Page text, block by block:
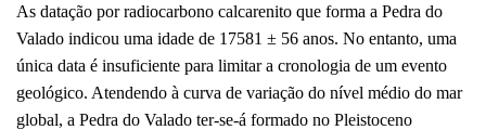
As datação por radiocarbono calcarenito que forma a Pedra do
Valado indicou uma idade de 17581 ± 56 anos. No entanto, uma
única data é insuficiente para limitar a cronologia de um evento
geológico. Atendendo à curva de variação do nível médio do mar
global, a Pedra do Valado ter-se-á formado no Pleistoceno